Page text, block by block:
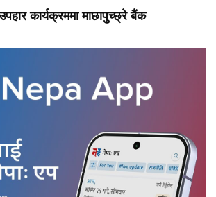
कार्यक्रममा माछापुच्छ्रे बैंक